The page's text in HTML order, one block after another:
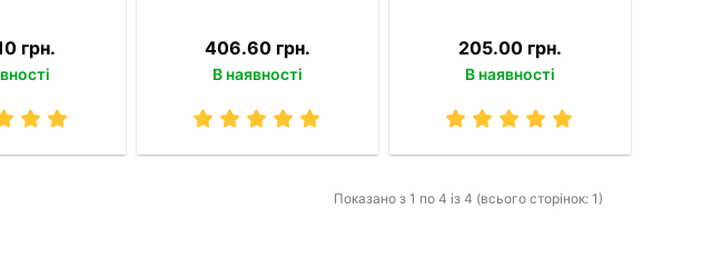
грн. 406.60 грн.
В наявності
205.00 грн.
В наявності
Показано з 1 по 4 із 4 (всього сторінок: 1)